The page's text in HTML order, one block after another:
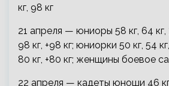
кг, 98 кг
21 апреля — юниоры 58 кг, 64 кг,
98 кг, +98 кг; юниорки 50 кг, 54
80 кг, +80 кг; женщины боевое
22 апреля — кадеты юноши 46